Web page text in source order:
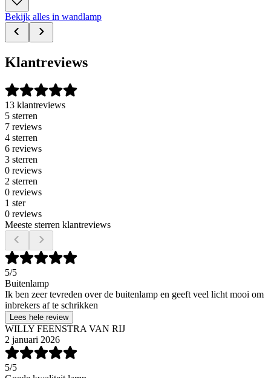
Bekijk alles in wandlamp
Klantreviews
13 klantreviews
5 sterren
7 reviews
4 sterren
6 reviews
3 sterren
0 reviews
2 sterren
0 reviews
1 ster
0 reviews
Meeste sterren klantreviews
5/5
Buitenlamp
Ik ben zeer tevreden over de buitenlamp en geeft veel licht mooi om
inbrekers af te schrikken
Lees hele review
WILLY FEENSTRA VAN RIJ
2 januari 2026
5/5